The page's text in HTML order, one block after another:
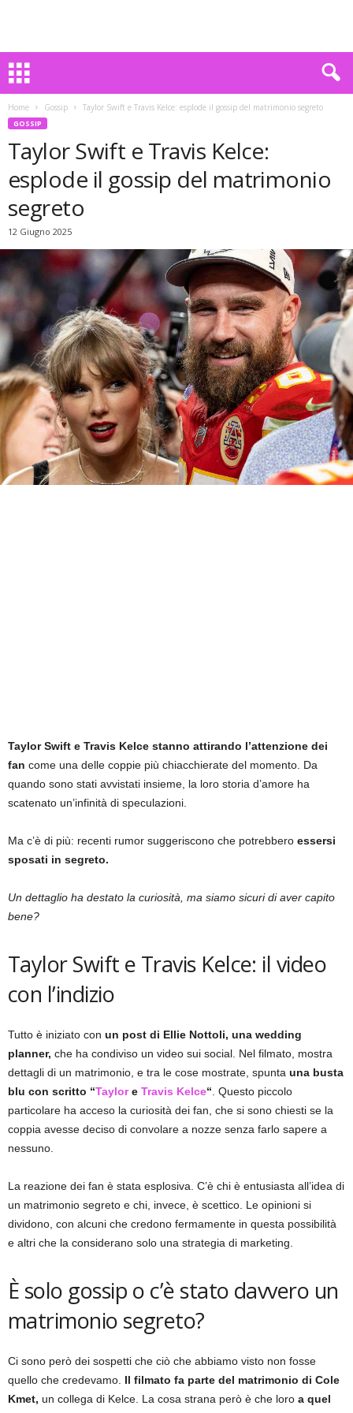
Home Gossip Taylor Swift e Travis Kelce: esplode il gossip del matrimonio segreto
GOSSIP
Taylor Swift e Travis Kelce:
esplode il gossip del matrimonio
segreto
12 Giugno 2025
Taylor Swift e Travis Kelce stanno attirando l’attenzione dei
fan come una delle coppie più chiacchierate del momento. Da
quando sono stati avvistati insieme, la loro storia d’amore ha
scatenato un’infinità di speculazioni.
Ma c’è di più: recenti rumor suggeriscono che potrebbero essersi
sposati in segreto.
Un dettaglio ha destato la curiosità, ma siamo sicuri di aver capito
bene?
Taylor Swift e Travis Kelce: il video
con l’indizio
Tutto è iniziato con un post di Ellie Nottoli, una wedding
planner, che ha condiviso un video sui social. Nel filmato, mostra
dettagli di un matrimonio, e tra le cose mostrate, spunta una busta
blu con scritto “Taylore Travis Kelce“ . Questo piccolo
particolare ha acceso la curiosità dei fan, che si sono chiesti se la
coppia avesse deciso di convolare a nozze senza farlo sapere a
nessuno.
La reazione dei fan è stata esplosiva. C’è chi è entusiasta all’idea di
un matrimonio segreto e chi, invece, è scettico. Le opinioni si
dividono, con alcuni che credono fermamente in questa possibilità
e altri che la considerano solo una strategia di marketing.
È solo gossip o c’è stato davvero un
matrimonio segreto?
Ci sono però dei sospetti che ciò che abbiamo visto non fosse
quello che credevamo. Il filmato fa parte del matrimonio di Cole
Kmet, un collega di Kelce. La cosa strana però è che loro a quel